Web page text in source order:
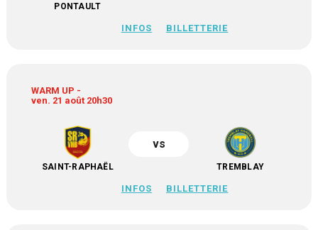
PONTAULT
INFOS BILLETTERIE
WARM UP -
ven. 21 août 20h30
SAINT-RAPHAËL
vs
TREMBLAY
INFOS BILLETTERIE